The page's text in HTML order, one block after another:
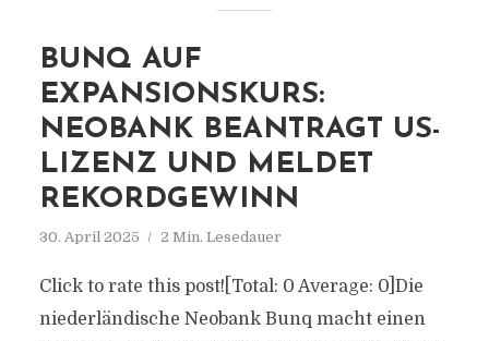
BUNQ AUF
EXPANSIONSKURS:
NEOBANK BEANTRAGT US-
LIZENZ UND MELDET
REKORDGEWINN
30. April 2025 2 Min. Lesedauer
Click to rate this post![Total: 0 Average: 0]Die
niederländische Neobank Bunq macht einen